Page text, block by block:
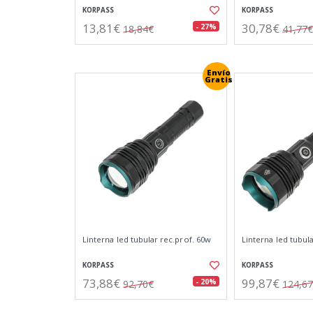
KORPASS
13,81€ 18,84€ - 27%
KORPASS
30,78€ 41,77€
Envío
Gratis
Linterna led tubular rec.prof. 60w
KORPASS
73,88€ 92,70€ - 20%
Linterna led
KORPASS
99,87€